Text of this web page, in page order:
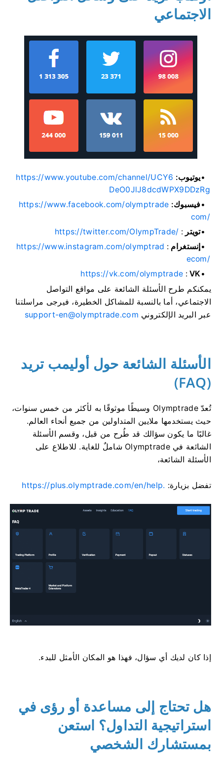
الاجتماعي
يوتيوب: https://www.youtube.com/channel/UCY6
DeO0JlJ8dcdWPX9DDzRg
فيسبوك: https://www.facebook.com/olymptrade
com/
تويتر :
https://twitter.com/OlympTrade/
إنستغرام :
https://www.instagram.com/olymptrad
ecom/
VK
:
https://vk.com/olymptrade
يمكنكم طرح الأسئلة الشائعة على مواقع التواصل
الاجتماعي، أما بالنسبة للمشاكل الخطيرة، فيرجى مراسلتنا
عبر البريد الإلكتروني support-en@olymptrade.com
الأسئلة الشائعة حول أوليمب تريد
(FAQ)
تُعدّ Olymptrade وسيطًا موثوقًا به لأكثر من خمس سنوات،
حيث يستخدمها ملايين المتداولين من جميع أنحاء العالم.
غالبًا ما يكون سؤالك قد طُرح من قبل، وقسم الأسئلة
الشائعة في Olymptrade شاملٌ للغاية. للاطلاع على
الأسئلة الشائعة،
تفضل بزيارة: https://plus.olymptrade.com/en/help.
إذا كان لديك أي سؤال، فهذا هو المكان الأمثل للبدء.
هل تحتاج إلى مساعدة أو رؤى في
استراتيجية التداول؟ استعن
بمستشارك الشخصي